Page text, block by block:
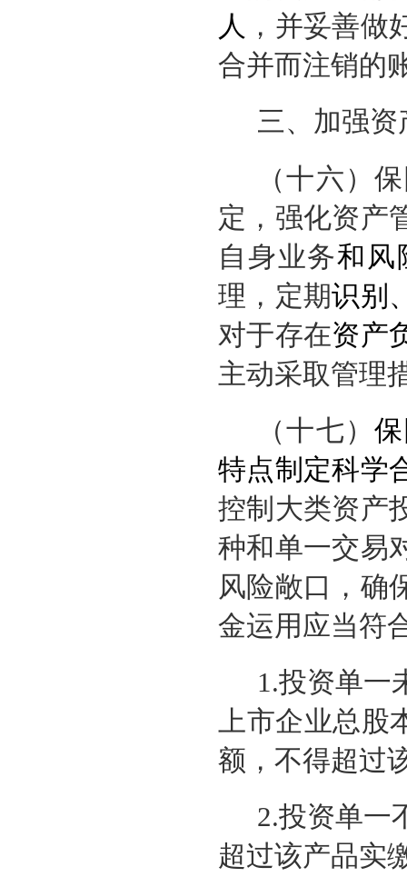
人 ，并妥善
合并而注销的
三、加强
（十六）
定，强化资产
自身业务和风
理，定期识别
对于存在资产
主动采取管理
（十七）
特点制定科学
控制大类资产
种和单一交易
风险敞口，确
金运用应当符
1.投资单一
上市企业总股
额，不得超过
2.投资单一
超过该产品实